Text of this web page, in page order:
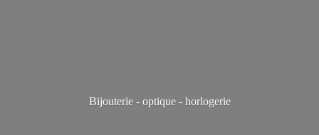
Bijouterie - optique - horlogerie